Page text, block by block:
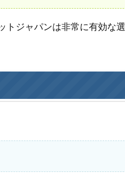
トジャパンは非常に有効な選